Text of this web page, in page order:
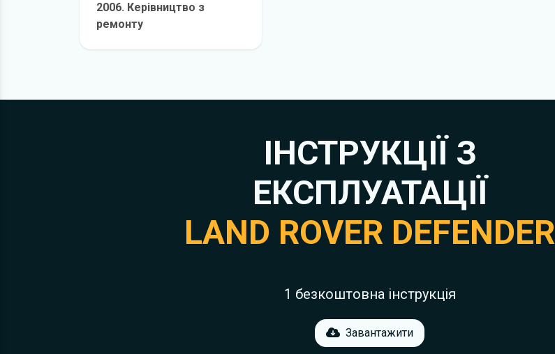
2006. Керівництво з
ремонту
ІНСТРУКЦІЇ З
ЕКСПЛУАТАЦІЇ
LAND ROVER DEFENDER
1 безкоштовна інструкція
Завантажити